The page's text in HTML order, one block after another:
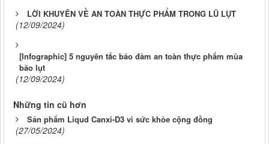
LỜI KHUYÊN VỀ AN TOÀN THỰC PHẨM TRONG LŨ LỤT
(12/09/2024)
[Infographic] 5 nguyên tắc bảo đảm an toàn thực phẩm mùa
bão lụt
(12/09/2024)
Những tin cũ hơn
Sản phẩm Liqud Canxi-D3 vì sức khỏe cộng đồng
(27/05/2024)